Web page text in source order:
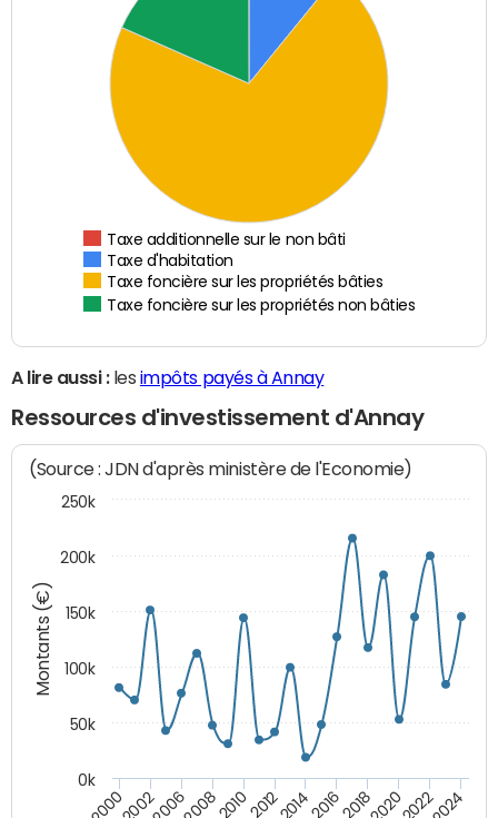
Taxe additionnelle sur le non bâti
Taxe d'habitation
Taxe foncière sur les propriétés bâties
Taxe foncière sur les propriétés non bâties
A lire aussi :les impôts payés à Annay
Ressources d'investissement d'Annay
Montants (€)
(Source : JDN d'après ministère de l'Economie)
200020022006200820102012201420162018202020222024
0k
50k
100k
150k
200k
250k